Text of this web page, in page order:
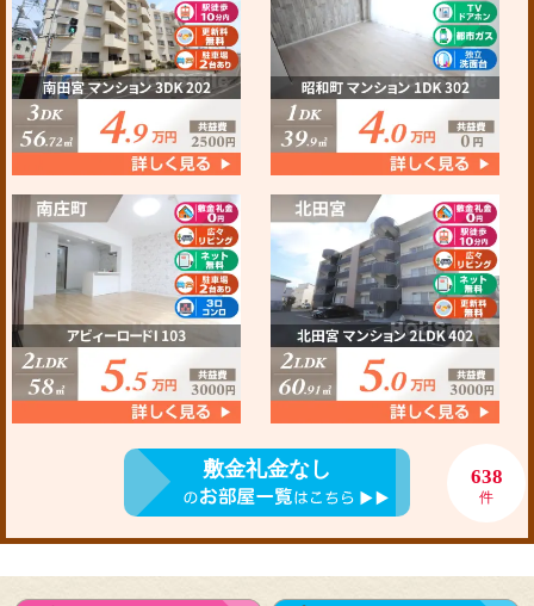
敷金礼金なし 638
件